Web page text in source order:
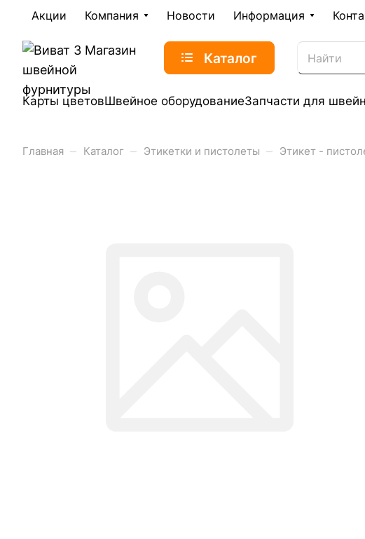
Акции Компания Новости Информация
Каталог
Карты цветовШвейное оборудованиеЗапчасти для
Главная – Каталог – Этикетки и пистолеты – Этикет -